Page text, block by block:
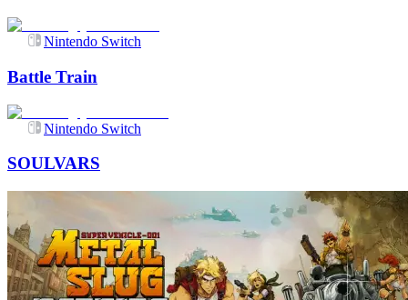
Nintendo Switch
Battle Train
Nintendo Switch
SOULVARS